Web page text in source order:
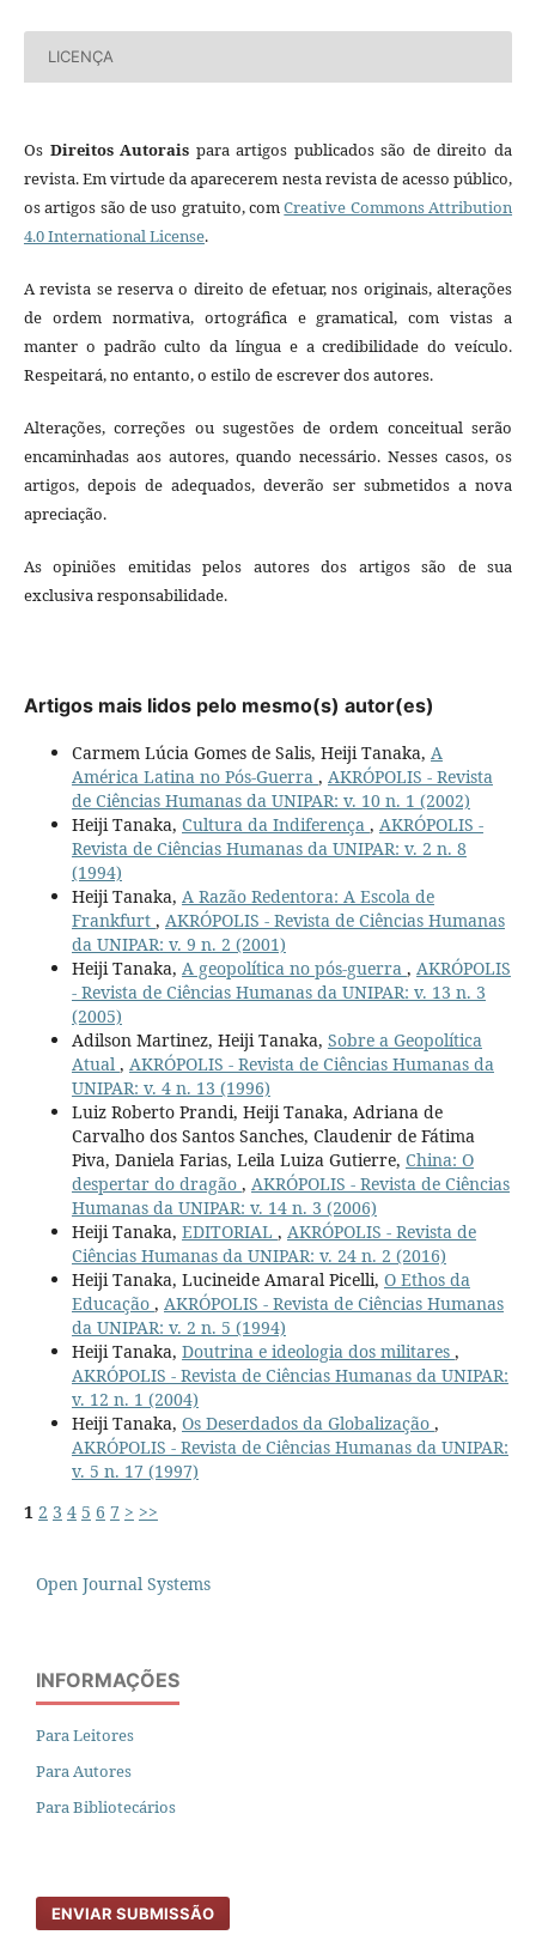
LICENÇA
Os Direitos Autorais para artigos publicados são de direito da
revista. Em virtude da aparecerem nesta revista de acesso público,
os artigos são de uso gratuito, comCreative Commons Attribution
4.0 International License.
A revista se reserva o direito de efetuar, nos originais, alterações
de ordem normativa, ortográfica e gramatical, com vistas a
manter o padrão culto da língua e a credibilidade do veículo.
Respeitará, no entanto, o estilo de escrever dos autores.
Alterações, correções ou sugestões de ordem conceitual serão
encaminhadas aos autores, quando necessário. Nesses casos, os
artigos, depois de adequados, deverão ser submetidos a nova
apreciação.
As opiniões emitidas pelos autores dos artigos são de sua
exclusiva responsabilidade.
Artigos mais lidos pelo mesmo(s) autor(es)
Carmem Lúcia Gomes de Salis, Heiji Tanaka, A
América Latina no Pós-Guerra , AKRÓPOLIS - Revista
de Ciências Humanas da UNIPAR: v. 10 n. 1 (2002)
Heiji Tanaka, Cultura da Indiferença , AKRÓPOLIS -
Revista de Ciências Humanas da UNIPAR: v. 2 n. 8
(1994)
Heiji Tanaka, A Razão Redentora: A Escola de
Frankfurt , AKRÓPOLIS - Revista de Ciências Humanas
da UNIPAR: v. 9 n. 2 (2001)
Heiji Tanaka, A geopolítica no pós-guerra , AKRÓPOLIS
- Revista de Ciências Humanas da UNIPAR: v. 13 n. 3
(2005)
Adilson Martinez, Heiji Tanaka, Sobre a Geopolítica
Atual , AKRÓPOLIS - Revista de Ciências Humanas da
UNIPAR: v. 4 n. 13 (1996)
Luiz Roberto Prandi, Heiji Tanaka, Adriana de
Carvalho dos Santos Sanches, Claudenir de Fátima
Piva, Daniela Farias, Leila Luiza Gutierre, China: O
despertar do dragão , AKRÓPOLIS - Revista de Ciências
Humanas da UNIPAR: v. 14 n. 3 (2006)
Heiji Tanaka, EDITORIAL , AKRÓPOLIS - Revista de
Ciências Humanas da UNIPAR: v. 24 n. 2 (2016)
Heiji Tanaka, Lucineide Amaral Picelli, O Ethos da
Educação , AKRÓPOLIS - Revista de Ciências Humanas
da UNIPAR: v. 2 n. 5 (1994)
Heiji Tanaka, Doutrina e ideologia dos militares ,
AKRÓPOLIS - Revista de Ciências Humanas da UNIPAR:
v. 12 n. 1 (2004)
Heiji Tanaka, Os Deserdados da Globalização ,
AKRÓPOLIS - Revista de Ciências Humanas da UNIPAR:
v. 5 n. 17 (1997)
1 2 3 4 5 6 7 > >>
Open Journal Systems
INFORMAÇÕES
Para Leitores
Para Autores
Para Bibliotecários
ENVIAR SUBMISSÃO